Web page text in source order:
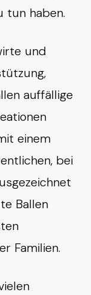
tun haben.
und
auffällige
einem
bei
Ballen
Familien.